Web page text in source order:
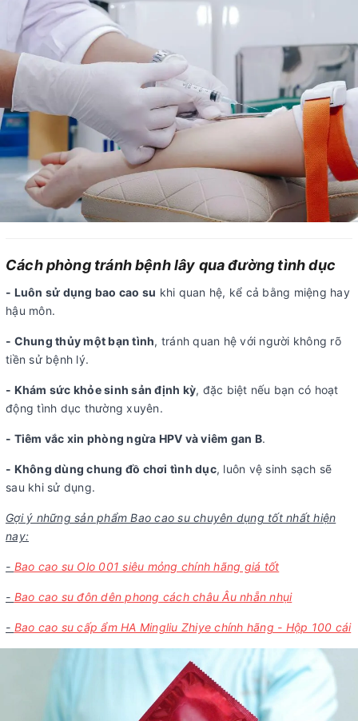
Cách phòng tránh bệnh lây qua đường tình dục
- Luôn sử dụng bao cao su khi quan hệ, kể cả bằng miệng hay
hậu môn.
- Chung thủy một bạn tình, tránh quan hệ với người không rõ
tiền sử bệnh lý.
- Khám sức khỏe sinh sản định kỳ, đặc biệt nếu bạn có hoạt
động tình dục thường xuyên.
- Tiêm vắc xin phòng ngừa HPV và viêm gan B.
- Không dùng chung đồ chơi tình dục, luôn vệ sinh sạch sẽ
sau khi sử dụng.
Gợi ý những sản phẩm Bao cao su chuyên dụng tốt nhất hiện
nay:
- Bao cao su Olo 001 siêu mỏng chính hãng giá tốt
- Bao cao su đôn dên phong cách châu Âu nhẵn nhụi
- Bao cao su cấp ẩm HA Mingliu Zhiye chính hãng - Hộp 100 cái